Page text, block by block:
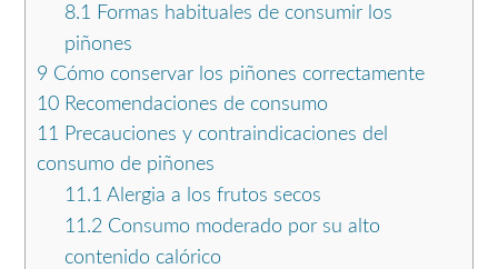
8.1 Formas habituales de consumir los
piñones
9 Cómo conservar los piñones correctamente
10 Recomendaciones de consumo
11 Precauciones y contraindicaciones del
consumo de piñones
11.1 Alergia a los frutos secos
11.2Consumo moderado por su alto
contenido calórico